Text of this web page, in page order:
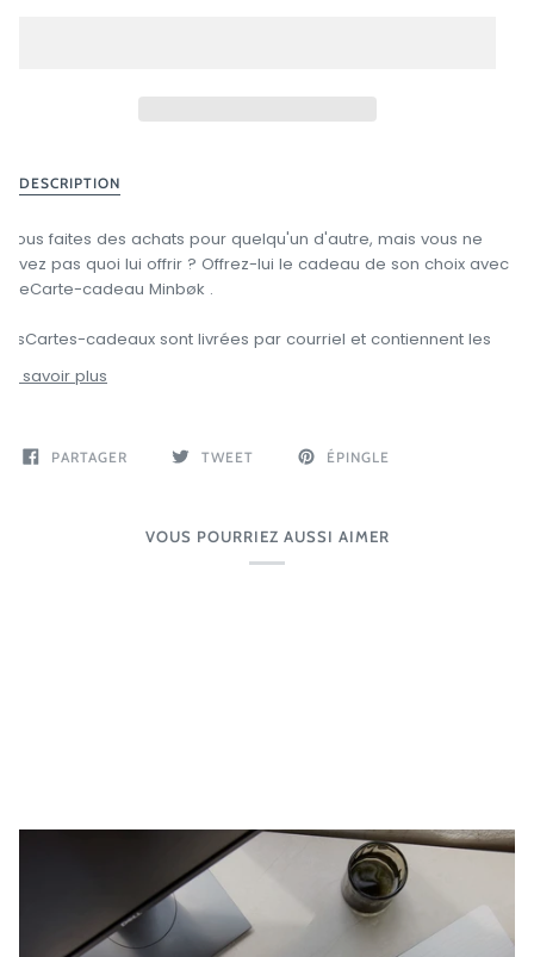
DESCRIPTION
Vous faites des achats pour quelqu'un d'autre, mais vous ne
savez pas quoi lui offrir ? Offrez-lui le cadeau de son choix avec
uneCarte-cadeau Minbøk .
LesCartes-cadeaux sont livrées par courriel et contiennent les
En savoir plus
PARTAGER TWEET ÉPINGLE
VOUS POURRIEZ AUSSI AIMER